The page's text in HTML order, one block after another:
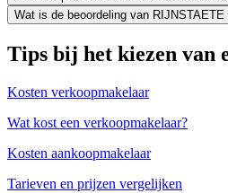
Wat is de beoordeling van RIJNSTAETE
Tips bij het kiezen van
Kosten verkoopmakelaar
Wat kost een verkoopmakelaar?
Kosten aankoopmakelaar
Tarieven en prijzen vergelijken